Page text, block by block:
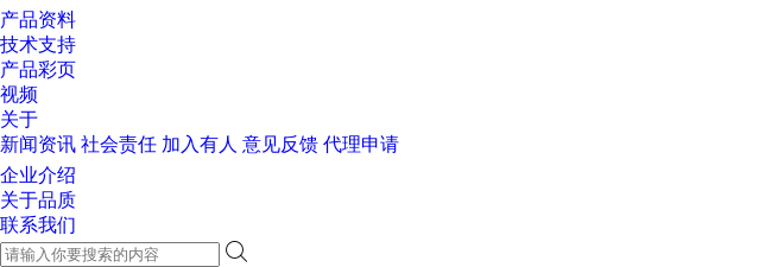
产品资料
技术支持
产品彩页
视频
关于
新闻资讯 社会责任 加入有人 意见反馈 代理申请
企业介绍
关于品质
联系我们